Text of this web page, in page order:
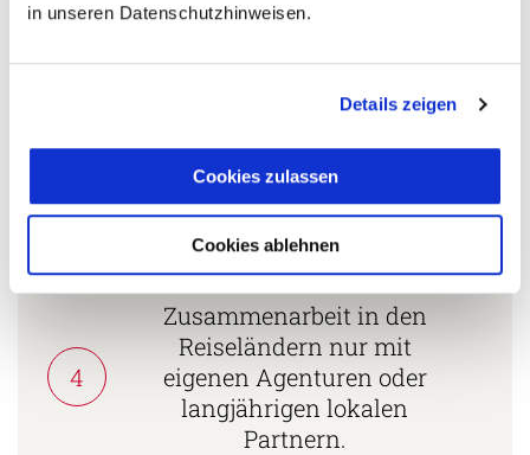
in unseren Datenschutzhinweisen.
Details zeigen
Cookies zulassen
Cookies ablehnen
3
Tourismuspreisen
ausgezeichnet und als
nachhaltiges Unternehmen
zertifiziert.
4
Zusammenarbeit in den
Reiseländern nur mit
eigenen Agenturen oder
langjährigen lokalen
Partnern.